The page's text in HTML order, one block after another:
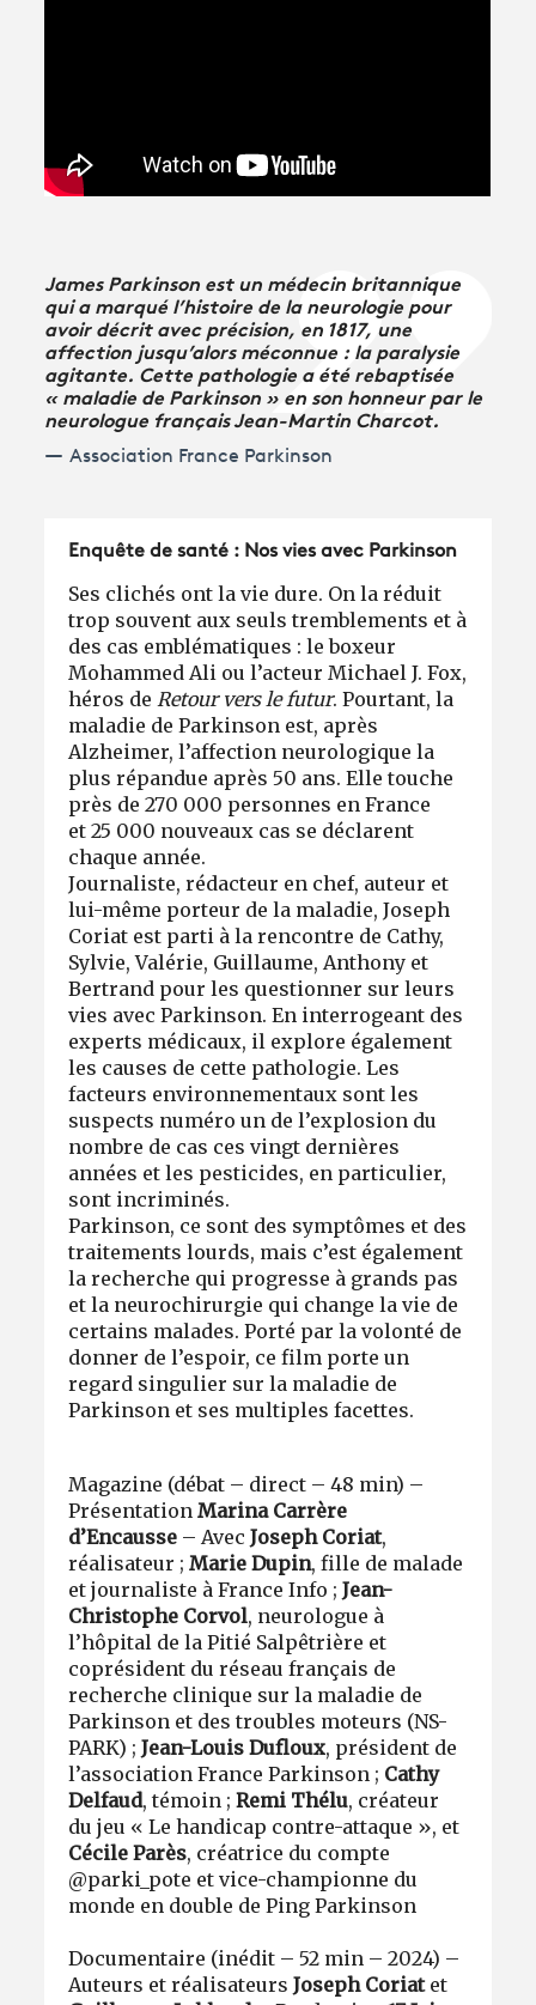
James Parkinson est un médecin britannique
qui a marqué l’histoire de la neurologie pour
avoir décrit avec précision, en 1817, une
affection jusqu’alors méconnue : la paralysie
agitante. Cette pathologie a été rebaptisée
« maladie de Parkinson » en son honneur par le
neurologue français Jean-Martin Charcot.
Association France Parkinson
Enquête de santé : Nos vies avec Parkinson
Ses clichés ont la vie dure. On la réduit
trop souvent aux seuls tremblements et à
des cas emblématiques : le boxeur
Mohammed Ali ou l’acteur Michael J. Fox,
héros de Retour vers le futur. Pourtant, la
maladie de Parkinson est, après
Alzheimer, l’affection neurologique la
plus répandue après 50 ans. Elle touche
près de 270 000 personnes en France
et 25 000 nouveaux cas se déclarent
chaque année.
Journaliste, rédacteur en chef, auteur et
lui-même porteur de la maladie, Joseph
Coriat est parti à la rencontre de Cathy,
Sylvie, Valérie, Guillaume, Anthony et
Bertrand pour les questionner sur leurs
vies avec Parkinson. En interrogeant des
experts médicaux, il explore également
les causes de cette pathologie. Les
facteurs environnementaux sont les
suspects numéro un de l’explosion du
nombre de cas ces vingt dernières
années et les pesticides, en particulier,
sont incriminés.
Parkinson, ce sont des symptômes et des
traitements lourds, mais c’est également
la recherche qui progresse à grands pas
et la neurochirurgie qui change la vie de
certains malades. Porté par la volonté de
donner de l’espoir, ce film porte un
regard singulier sur la maladie de
Parkinson et ses multiples facettes.
Magazine (débat – direct – 48 min) –
PrésentationMarina Carrère
d’Encausse – AvecJoseph Coriat,
réalisateur ;Marie Dupin, fille de malade
et journaliste à France Info ;Jean-
Christophe Corvol, neurologue à
l’hôpital de la Pitié Salpêtrière et
coprésident du réseau français de
recherche clinique sur la maladie de
Parkinson et des troubles moteurs (NS-
PARK) ;Jean-Louis Dufloux, président de
l’association France Parkinson ; Cathy
Delfaud, témoin ;Remi Thélu, créateur
du jeu « Le handicap contre-attaque », et
Cécile Parès, créatrice du compte
@parki_pote et vice-championne du
monde en double de Ping Parkinson
Documentaire (inédit – 52 min – 2024) –
Auteurs et réalisateursJoseph Coriatet